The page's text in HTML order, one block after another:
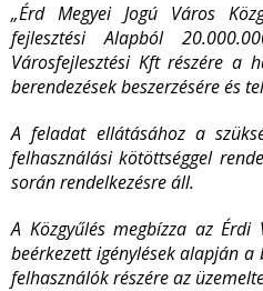
„Érd Megyei Jogú Város
fejlesztési Alapból
Városfejlesztési Kft részére a
berendezések beszerzésére és
A feladat ellátásához a
felhasználási kötöttséggel
során rendelkezésre áll.
A Közgyűlés megbízza az
beérkezett igénylések alapján a
felhasználók részére az